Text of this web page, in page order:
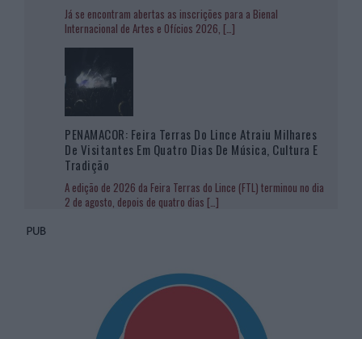
Já se encontram abertas as inscrições para a Bienal
Internacional de Artes e Ofícios 2026, […]
PENAMACOR: Feira Terras Do Lince Atraiu Milhares
De Visitantes Em Quatro Dias De Música, Cultura E
Tradição
A edição de 2026 da Feira Terras do Lince (FTL) terminou no dia
2 de agosto, depois de quatro dias […]